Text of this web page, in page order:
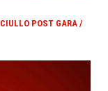
POST GARA /